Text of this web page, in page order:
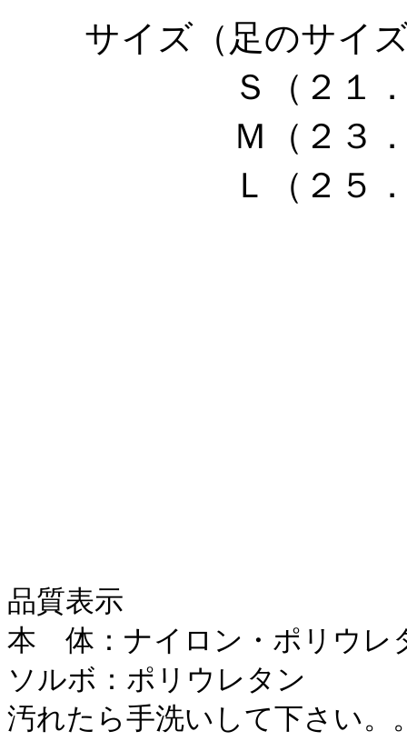
サイズ（足のサイ
Ｓ（２１
Ｍ（２３
Ｌ（２５
品質表示
本 体：ナイロン・ポリウレ
ソルボ：ポリウレタン
汚れたら手洗いして下さい。